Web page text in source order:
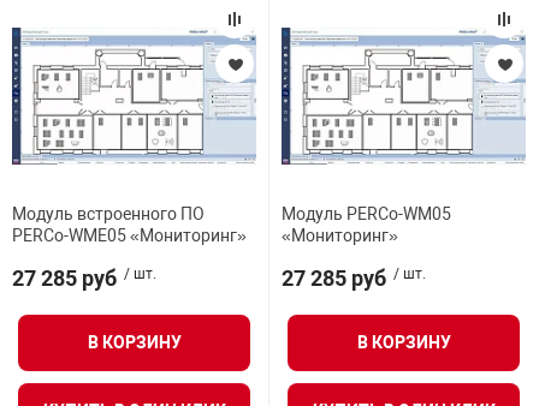
Модуль встроенного ПО
PERCo-WME05 «Мониторинг»
27 285 руб / шт.
В КОРЗИНУ
Модуль PERCo-WM05
«Мониторинг»
27 285 руб / шт.
В КОРЗИНУ